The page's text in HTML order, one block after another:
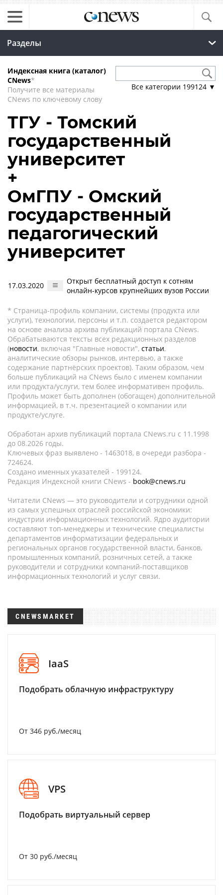
Разделы
Индексная книга (каталог)
CNews*
Получите все материалы
CNews по ключевому слову
Все категории 199124 ▼
ТГУ - Томский
государственный
университет
+
ОмГПУ - Омский
государственный
педагогический
университет
17.03.2020
Открыт бесплатный доступ к сотням
онлайн-курсов крупнейших вузов России
* Страница-профиль компании, системы (продукта или
услуги), технологии, персоны и т.п. создается редактором
на основе анализа архива публикаций портала CNews.
Обрабатываются тексты всех редакционных разделов
(новости, включая "Главные новости", статьи,
аналитические обзоры рынков, интервью, а также
содержание партнёрских проектов). Таким образом, чем
больше публикаций на CNews было с именем компании
или продукта/услуги, тем более информативен профиль.
Профиль может быть дополнен (обогащен) дополнительной
информацией, в т.ч. презентацией о компании или
продукте/услуге.
Обработан архив публикаций портала CNews.ru c 11.1998
до 08.2026 годы.
Ключевых фраз выявлено - 1463018, в очереди разбора -
724624.
Создано именных указателей - 199124.
Редакция Индексной книги CNews - book@cnews.ru
Читатели CNews — это руководители и сотрудники одной
из самых успешных отраслей российской экономики:
индустрии информационных технологий. Ядро аудитории
составляют топ-менеджеры и технические специалисты
департаментов информатизации федеральных и
региональных органов государственной власти, банков,
промышленных компаний, розничных сетей, а также
руководители и сотрудники компаний-поставщиков
информационных технологий и услуг связи.
CNEWSMARKET
IaaS
Подобрать облачную инфраструктуру
От 346 руб./месяц
VPS
Подобрать виртуальный сервер
От 30 руб./месяц